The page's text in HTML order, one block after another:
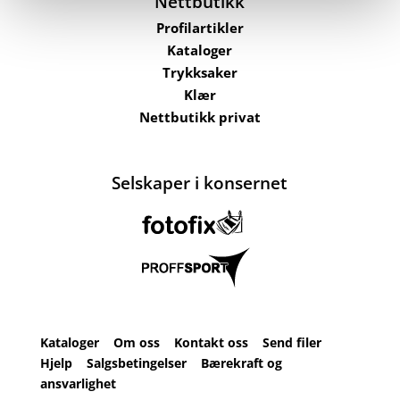
Profilartikler
Kataloger
Trykksaker
Klær
Nettbutikk privat
Selskaper i konsernet
Kataloger Om oss Kontakt oss
Send filer
Hjelp Salgsbetingelser
Bærekraft og
ansvarlighet